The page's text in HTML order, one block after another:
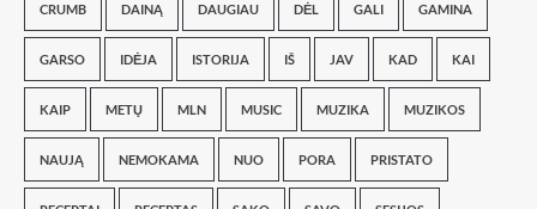
CRUMB DAINĄ DAUGIAU DĖL GALI GAMINA
GARSO IDĖJA ISTORIJA IŠ JAV KAD KAI
KAIP METŲ MLN MUSIC MUZIKA MUZIKOS
NAUJĄ NEMOKAMA NUO PORA PRISTATO